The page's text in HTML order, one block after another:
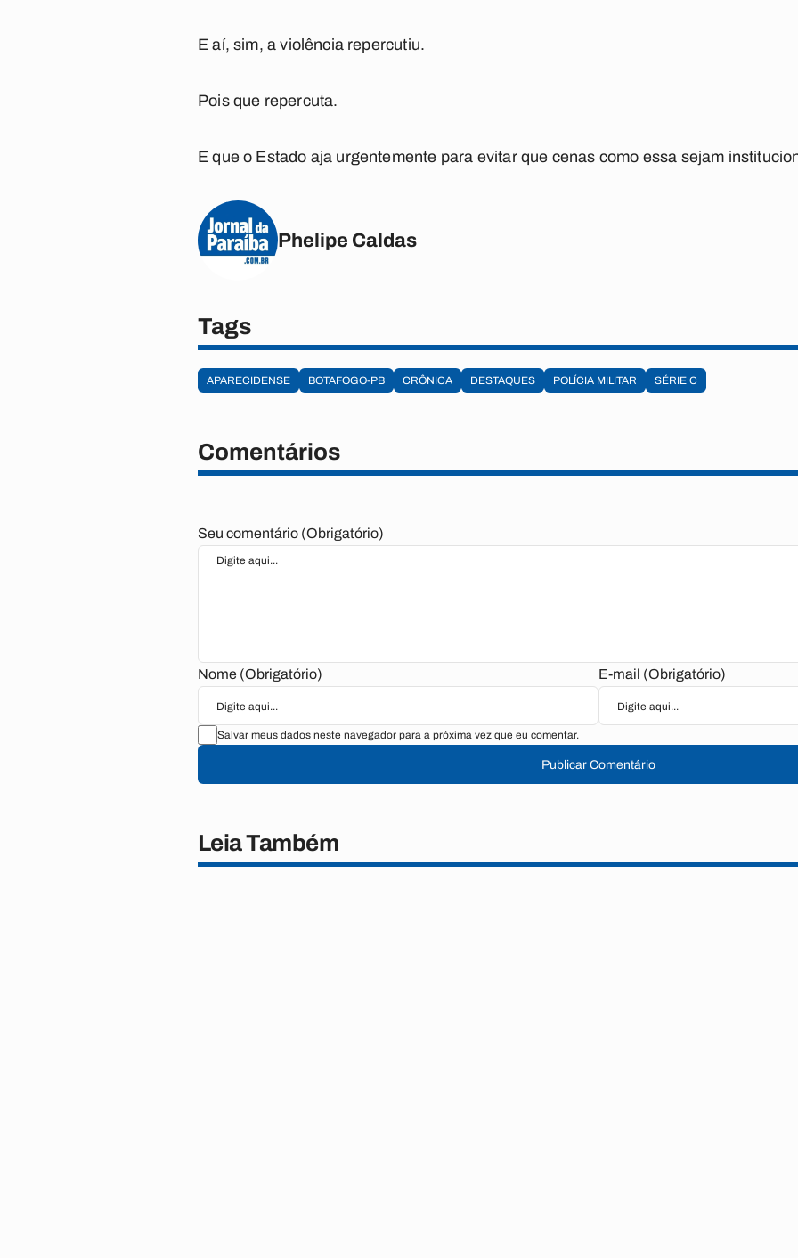
E aí, sim, a violência repercutiu.
Pois que repercuta.
E que o Estado aja urgentemente para evitar que cenas como essa sejam
Phelipe Caldas
Tags
APARECIDENSE BOTAFOGO-PB CRÔNICA DESTAQUES POLÍCIA MILITAR SÉRIE C
Comentários
Seu comentário (Obrigatório)
Nome (Obrigatório) E-mail (Obrigatório)
Salvar meus dados neste navegador para a próxima vez que eu comentar.
Publicar Comentário
Leia Também